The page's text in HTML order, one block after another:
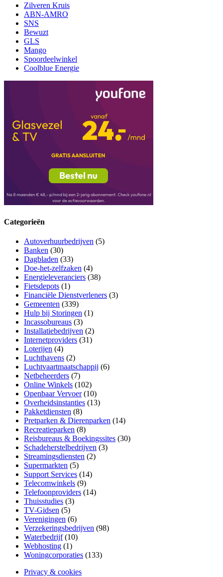
Zilveren Kruis
ABN-AMRO
SNS
Bewuzt
GLS
Mango
Spoordeelwinkel
Coolblue Energie
Categorieën
Autoverhuurbedrijven (5)
Banken (30)
Dagbladen (33)
Doe-het-zelfzaken (4)
Energieleveranciers (38)
Fietsdepots (1)
Financiële Dienstverleners (3)
Gemeenten (339)
Hulp bij Storingen (1)
Incassobureaus (3)
Installatiebedrijven (2)
Internetproviders (31)
Loterijen (4)
Luchthavens (2)
Luchtvaartmaatschappij (6)
Netbeheerders (7)
Online Winkels (102)
Openbaar Vervoer(10)
Overheidsinstanties (13)
Pakketdiensten (8)
Pretparken & Dierenparken (14)
Recreatieparken (8)
Reisbureaus & Boekingssites (30)
Schadeherstelbedrijven (3)
Streamingsdiensten (2)
Supermarkten (5)
Support Services (14)
Telecomwinkels (9)
Telefoonproviders (14)
Thuisstudies (3)
TV-Gidsen (5)
Verenigingen (6)
Verzekeringsbedrijven (98)
Waterbedrijf(10)
Webhosting (1)
Woningcorporaties (133)
Privacy & cookies